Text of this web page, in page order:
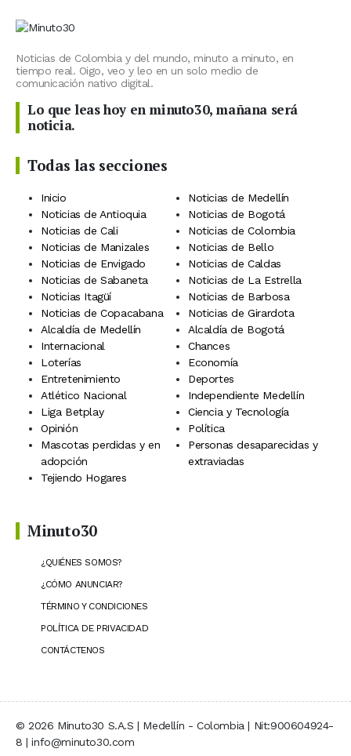
Noticias de Colombia y del mundo, minuto a minuto, en
tiempo real. Oigo, veo y leo en un solo medio de
comunicación nativo digital.
Lo que leas hoy en minuto30, mañana será
noticia.
Todas las secciones
Inicio
Noticias de Medellín
Noticias de Antioquia
Noticias de Bogotá
Noticias de Cali
Noticias de Colombia
Noticias de Manizales
Noticias de Bello
Noticias de Envigado
Noticias de Caldas
Noticias de Sabaneta
Noticias de La Estrella
Noticias Itagüí
Noticias de Barbosa
Noticias de Copacabana
Noticias de Girardota
Alcaldía de Medellín
Alcaldía de Bogotá
Internacional
Chances
Loterías
Economía
Entretenimiento
Deportes
Atlético Nacional
Independiente Medellín
Liga Betplay
Ciencia y Tecnología
Opinión
Política
Mascotas perdidas y en
adopción
Personas desaparecidas y
extraviadas
Tejiendo Hogares
Minuto30
¿QUIÉNES SOMOS?
¿CÓMO ANUNCIAR?
TÉRMINO Y CONDICIONES
POLÍTICA DE PRIVACIDAD
CONTÁCTENOS
© 2026 Minuto30 S.A.S | Medellín - Colombia | Nit:900604924-
8 | info@minuto30.com